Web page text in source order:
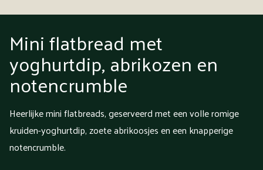
Mini flatbread met
yoghurtdip, abrikozen en
notencrumble
Heerlijke mini flatbreads, geserveerd met een volle romige
kruiden-yoghurtdip, zoete abrikoosjes en een knapperige
notencrumble.